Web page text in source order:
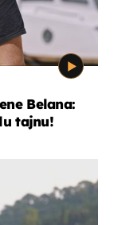
Belana:
tajnu!